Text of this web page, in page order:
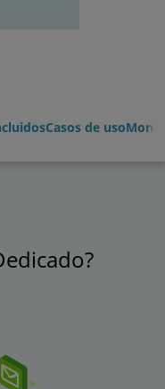
Casos de uso